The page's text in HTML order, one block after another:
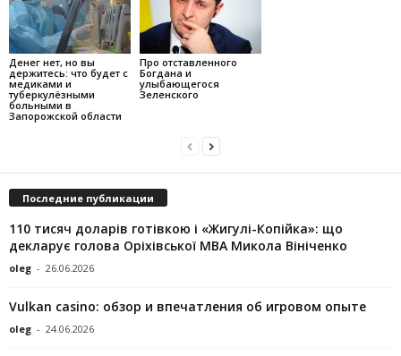
Денег нет, но вы
держитесь: что будет с
медиками и
туберкулёзными
больными в
Запорожской области
Про отставленного
Богдана и
улыбающегося
Зеленского
Последние публикации
110 тисяч доларів готівкою і «Жигулі-Копійка»: що
декларує голова Оріхівської МВА Микола Вініченко
oleg - 26.06.2026
Vulkan casino: обзор и впечатления об игровом опыте
oleg - 24.06.2026